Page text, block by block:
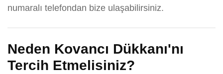
numaralı telefondan bize ulaşabilirsiniz.
Neden Kovancı Dükkanı'nı
Tercih Etmelisiniz?